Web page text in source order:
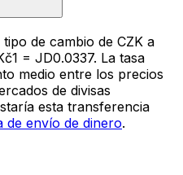
de cambio de CZK a
= JD0.0337. La tasa
medio entre los precios
de divisas
esta transferencia
de envío de dinero.